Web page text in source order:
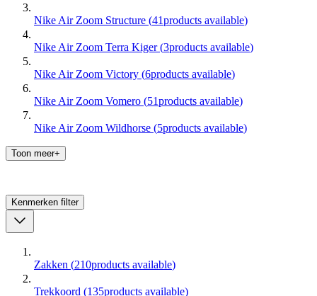
Nike Air Zoom Structure (41products available)
Nike Air Zoom Terra Kiger (3products available)
Nike Air Zoom Victory (6products available)
Nike Air Zoom Vomero (51products available)
Nike Air Zoom Wildhorse (5products available)
Toon meer+
Kenmerken filter
Zakken (210products available)
Trekkoord (135products available)